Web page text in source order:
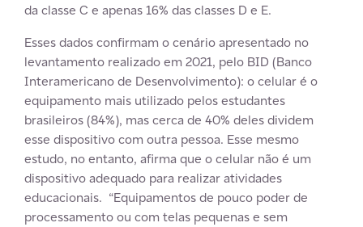
da classe C e apenas 16% das classes D e E.
Esses dados confirmam o cenário apresentado no
levantamento realizado em 2021, pelo BID (Banco
Interamericano de Desenvolvimento): o celular é o
equipamento mais utilizado pelos estudantes
brasileiros (84%), mas cerca de 40% deles dividem
esse dispositivo com outra pessoa. Esse mesmo
estudo, no entanto, afirma que o celular não é um
dispositivo adequado para realizar atividades
educacionais. “Equipamentos de pouco poder de
processamento ou com telas pequenas e sem